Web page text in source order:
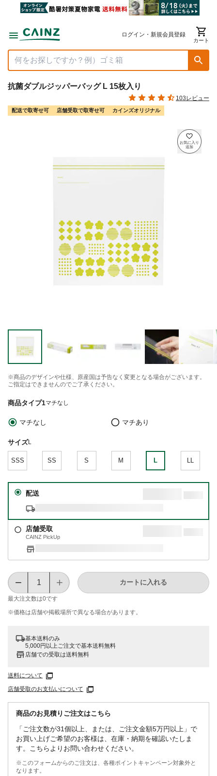
ログイン・新規会員登録
カート
抗菌ダブルジッパーバッグ L 15枚入り
103レビュー
配送で取寄せ可 店舗受取で取寄せ可 カインズオリジナル
※商品のデザインや仕様、原産国は予告なく変更となる場合がございます。
ご指定はできませんのでご了承ください。
商品タイプ1マチなし
マチなし マチあり
サイズL
SSS SS S M L
配送
店舗受取
CAINZ PickUp
最大注文数は0です
カートに入れる
※価格は​店舗や​掲載場所で​異なる​場合が​あります。
基本送料のみ
5,000円以上ご注文で基本送料無料
店舗での受取は送料無料
送料について
店舗受取のお支払いについて
商品のお見積りご注文はこちら
「ご注文数が31個以上、または、ご注文金額5万円以上」で
お買い上げご希望のお客様は、在庫・納期を確認いたしま
す。こちらよりお問い合わせください。
※このフォームからのご注文は、各種ポイントキャンペーン対象外と
なります。